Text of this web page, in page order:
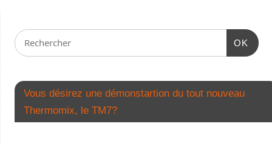
OK
Vous désirez une démonstartion du tout nouveau
Thermomix, le TM7?